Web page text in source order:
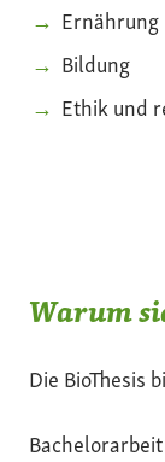
Ernährung
Bildung
Ethik und
Warum
Die BioThesis
Bachelorarbeit